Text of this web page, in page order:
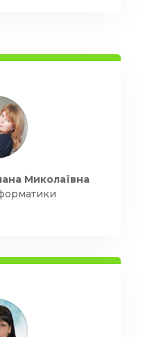
Миколаївна